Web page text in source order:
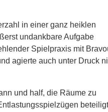
in einer ganz heiklen
undankbare Aufgabe
Spielpraxis mit
agierte auch unter Druck
und half, die Räume zu